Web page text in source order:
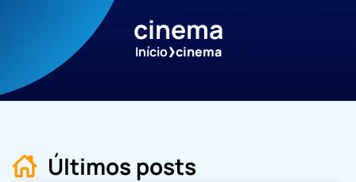
cinema
Início❯cinema
Últimos posts